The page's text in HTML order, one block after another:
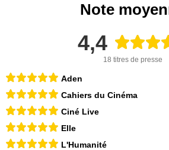
Note
4,4
18 titres de presse
Aden
Cahiers du Cinéma
Ciné Live
Elle
L'Humanité